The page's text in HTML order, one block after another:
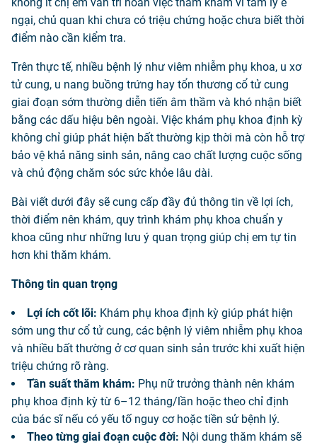
ngại, chủ quan khi chưa có triệu chứng hoặc chưa biết thời
điểm nào cần kiểm tra.
Trên thực tế, nhiều bệnh lý như viêm nhiễm phụ khoa, u xơ
tử cung, u nang buồng trứng hay tổn thương cổ tử cung
giai đoạn sớm thường diễn tiến âm thầm và khó nhận biết
bằng các dấu hiệu bên ngoài. Việc khám phụ khoa định kỳ
không chỉ giúp phát hiện bất thường kịp thời mà còn hỗ trợ
bảo vệ khả năng sinh sản, nâng cao chất lượng cuộc sống
và chủ động chăm sóc sức khỏe lâu dài.
Bài viết dưới đây sẽ cung cấp đầy đủ thông tin về lợi ích,
thời điểm nên khám, quy trình khám phụ khoa chuẩn y
khoa cũng như những lưu ý quan trọng giúp chị em tự tin
hơn khi thăm khám.
Thông tin quan trọng
Lợi ích cốt lõi: Khám phụ khoa định kỳ giúp phát hiện
sớm ung thư cổ tử cung, các bệnh lý viêm nhiễm phụ khoa
và nhiều bất thường ở cơ quan sinh sản trước khi xuất hiện
triệu chứng rõ ràng.
Tần suất thăm khám: Phụ nữ trưởng thành nên khám
phụ khoa định kỳ từ 6–12 tháng/lần hoặc theo chỉ định
của bác sĩ nếu có yếu tố nguy cơ hoặc tiền sử bệnh lý.
Theo từng giai đoạn cuộc đời: Nội dung thăm khám sẽ